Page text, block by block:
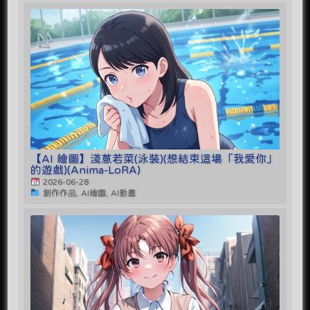
【AI 繪圖】淺蔥若菜(泳裝)(想結束這場「我愛你」
的遊戲)(Anima-LoRA)
2026-06-28
創作作品, AI繪圖, AI動畫